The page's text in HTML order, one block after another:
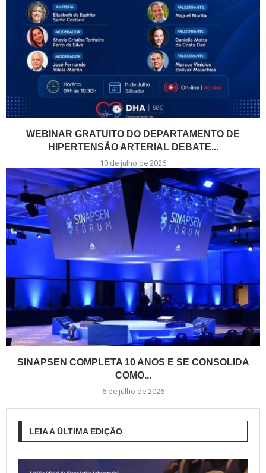
WEBINAR GRATUITO DO DEPARTAMENTO DE
HIPERTENSÃO ARTERIAL DEBATE...
10 de julho de 2026
SINAPSEN COMPLETA 10 ANOS E SE CONSOLIDA
COMO...
6 de julho de 2026
LEIA A ÚLTIMA EDIÇÃO